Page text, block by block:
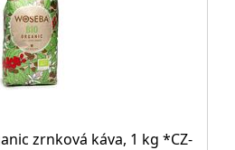
zrnková káva, 1 kg *CZ-